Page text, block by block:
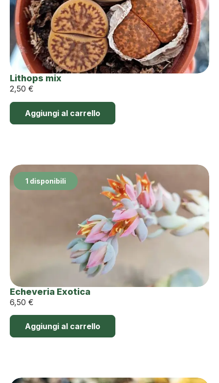
Lithops mix
2,50 €
Aggiungi al carrello
1 disponibili
Echeveria Exotica
6,50 €
Aggiungi al carrello